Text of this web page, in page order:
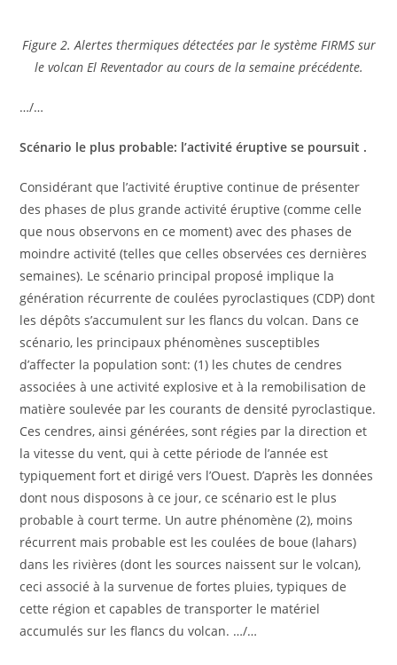
Figure 2. Alertes thermiques détectées par le système FIRMS sur
le volcan El Reventador au cours de la semaine précédente.
…/…
Scénario le plus probable: l’activité éruptive se poursuit .
Considérant que l’activité éruptive continue de présenter
des phases de plus grande activité éruptive (comme celle
que nous observons en ce moment) avec des phases de
moindre activité (telles que celles observées ces dernières
semaines). Le scénario principal proposé implique la
génération récurrente de coulées pyroclastiques (CDP) dont
les dépôts s’accumulent sur les flancs du volcan. Dans ce
scénario, les principaux phénomènes susceptibles
d’affecter la population sont: (1) les chutes de cendres
associées à une activité explosive et à la remobilisation de
matière soulevée par les courants de densité pyroclastique.
Ces cendres, ainsi générées, sont régies par la direction et
la vitesse du vent, qui à cette période de l’année est
typiquement fort et dirigé vers l’Ouest. D’après les données
dont nous disposons à ce jour, ce scénario est le plus
probable à court terme. Un autre phénomène (2), moins
récurrent mais probable est les coulées de boue (lahars)
dans les rivières (dont les sources naissent sur le volcan),
ceci associé à la survenue de fortes pluies, typiques de
cette région et capables de transporter le matériel
accumulés sur les flancs du volcan. …/…